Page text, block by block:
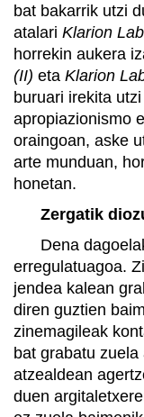
bat bakarrik utzi
atalari Klarion
horrekin aukera
(II) eta Klarion
buruari irekita
apropiazionismo
oraingoan, aske
arte munduan,
honetan.
Zergatik
Dena
erregulatuagoa.
jendea kalean
diren guztien
zinemagileak
bat grabatu
atzealdean
duen